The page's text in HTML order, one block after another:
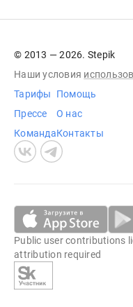
© 2013 — 2026. Stepik
Наши условия
Тарифы
Прессе
Команда
Помощь
О нас
Контакты
Public user contributions
attribution required